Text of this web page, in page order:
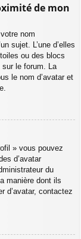
de mon
nom
sujet. L’une d’elles
ou des blocs
le forum. La
le nom d’avatar et
» vous pouvez
d’avatar
du
manière dont ils
d’avatar, contactez